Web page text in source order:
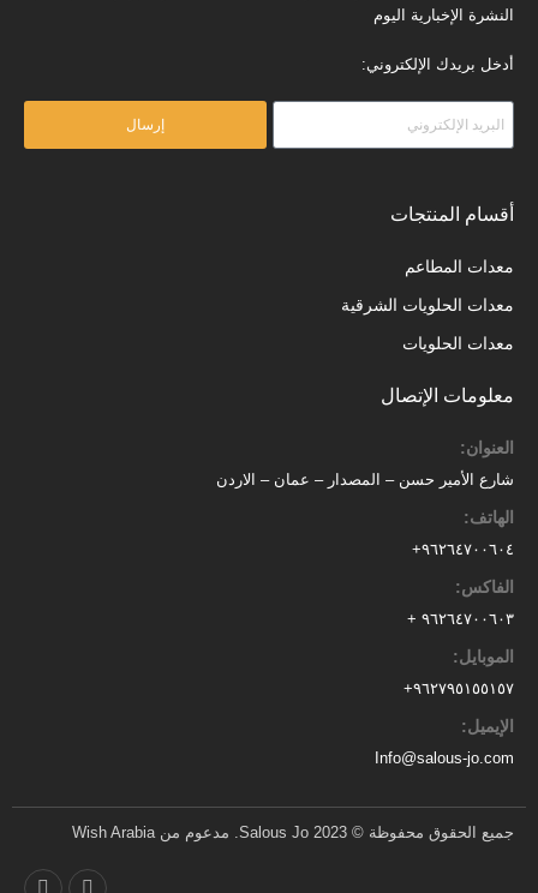
النشرة الإخبارية اليوم
أدخل بريدك الإلكتروني:
إرسال
أقسام المنتجات
معدات المطاعم
معدات الحلويات الشرقية
معدات الحلويات
معلومات الإتصال
العنوان:
شارع الأمير حسن – المصدار – عمان – الاردن
الهاتف:
٩٦٢٦٤٧٠٠٦٠٤+
الفاكس:
٩٦٢٦٤٧٠٠٦٠٣ +
الموبايل:
٩٦٢٧٩٥١٥٥١٥٧+
الإيميل:
Info@salous-jo.com
جميع الحقوق محفوظة © 2023 Salous Jo. مدعوم من Wish Arabia